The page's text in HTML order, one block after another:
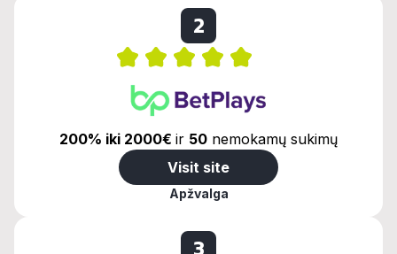
2
200% iki 2000€ ir 50 nemokamų sukimų
Visit site
Apžvalga